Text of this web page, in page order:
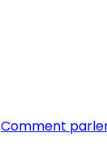
Comment